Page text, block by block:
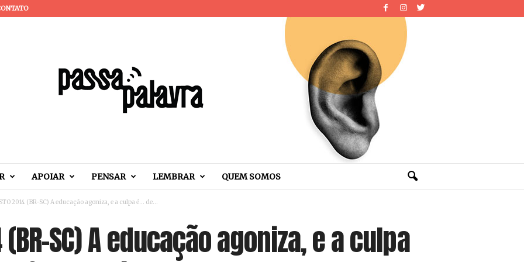
APOIAR PENSAR LEMBRAR QUEM SOMOS
2014 (BR-SC) A educação agoniza, e a culpa é… de...
(BR-SC) A educação agoniza, e a culpa